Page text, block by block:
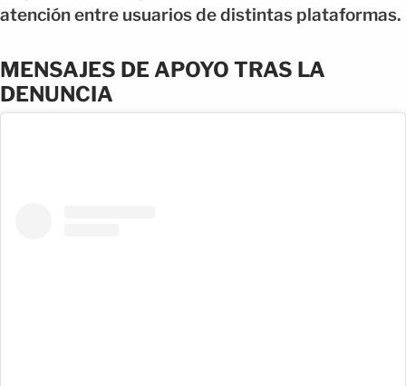
atención entre usuarios de distintas plataformas.
MENSAJES DE APOYO TRAS LA
DENUNCIA